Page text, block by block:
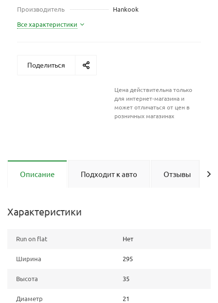
Производитель
Hankook
Все характеристики
Поделиться
Цена действительна только
для интернет-магазина и
может отличаться от цен в
розничных магазинах
Описание Подходит к авто Отзывы
Характеристики
Run on flat Нет
Ширина 295
Высота 35
Диаметр 21